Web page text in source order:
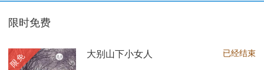
限时免费
限免 大别山下小女人 已经结束